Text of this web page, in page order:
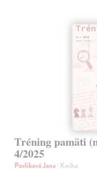
Tréning pamäti
4/2025
Pavlíková Jana| Kniha